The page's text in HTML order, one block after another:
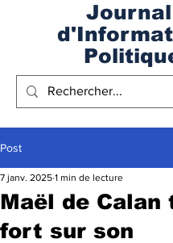
Journal
Post
Maël de Calan
fort sur son
7 janv. 2025 1 min de lecture